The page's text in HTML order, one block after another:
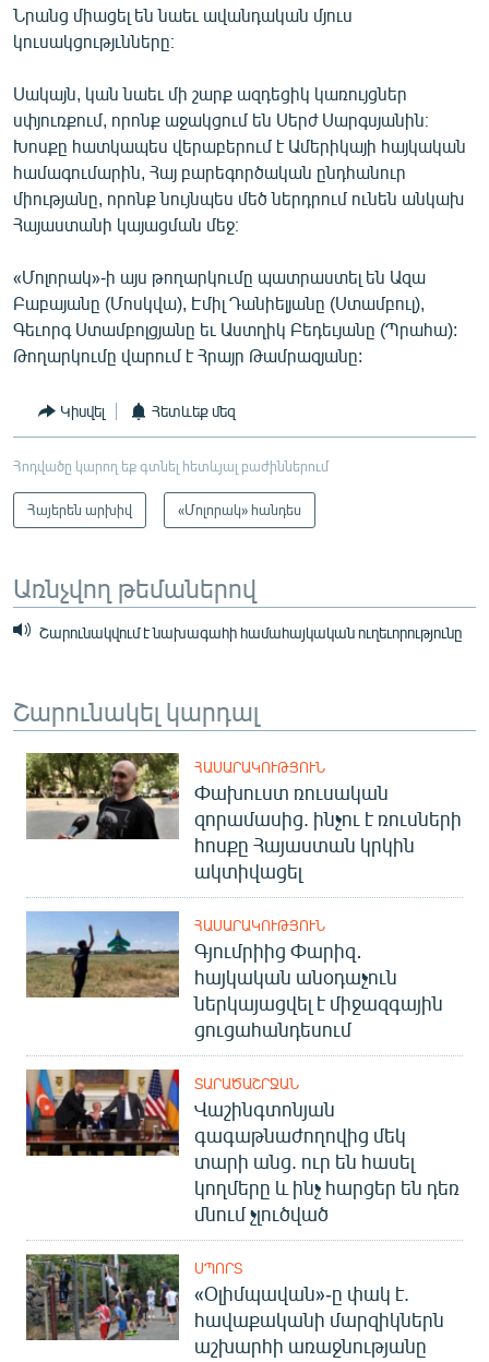
ՀԵՏԵՎԵՔ ՄԵԶ
«Ազատության» բոլոր կայքերը
Նրանց միացել են նաեւ ավանդական մյուս
կուսակցությւնները։
Սակայն, կան նաեւ մի շարք ազդեցիկ կառույցներ
սփյուռքում, որոնք աջակցում են Սերժ Սարգսյանին։
Խոսքը հատկապես վերաբերում է Ամերիկայի հայկական
համագումարին, Հայ բարեգործական ընդհանուր
միությանը, որոնք նույնպես մեծ ներդրում ունեն անկախ
Հայաստանի կայացման մեջ։
«Մոլորակ»-ի այս թողարկումը պատրաստել են Ազա
Բաբայանը (Մոսկվա), Էմիլ Դանիելյանը (Ստամբուլ),
Գեւորգ Ստամբոլցյանը եւ Աստղիկ Բեդեւյանը (Պրահա):
Թողարկումը վարում է Հրայր Թամրազյանը:
Կիսվել Հետևեք մեզ
Հոդվածը կարող եք գտնել հետևյալ բաժիններում
Հայերեն արխիվ «Մոլորակ» հանդես
Առնչվող թեմաներով
Շարունակվում է նախագահի համահայկական ուղեւորությունը
Շարունակել կարդալ
ՀԱՍԱՐԱԿՈՒԹՅՈՒՆ
Փախուստ ռուսական
զորամասից. ինչու է ռուսների
հոսքը Հայաստան կրկին
ակտիվացել
ՀԱՍԱՐԱԿՈՒԹՅՈՒՆ
Գյումրիից Փարիզ․
հայկական անօդաչուն
ներկայացվել է միջազգային
ցուցահանդեսում
ՏԱՐԱԾԱՇՐՋԱՆ
Վաշինգտոնյան
գագաթնաժողովից մեկ
տարի անց. ուր են հասել
կողմերը և ինչ հարցեր են դեռ
մնում չլուծված
ՍՊՈՐՏ
«Օլիմպավան»-ը փակ է.
հավաքականի մարզիկներն
աշխարհի առաջնությանը